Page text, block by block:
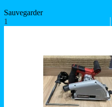
Sauvegarder
1